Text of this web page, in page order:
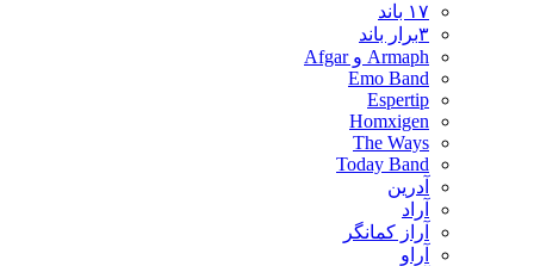
۱۷ باند
۳برار باند
Armaph و Afgar
Emo Band
Espertip
Homxigen
The Ways
Today Band
آدرین
آراد
آراز کمانگر
آراو